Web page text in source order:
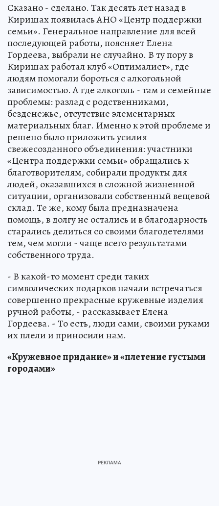
Сказано - сделано. Так десять лет назад в
Киришах появилась АНО «Центр поддержки
семьи». Генеральное направление для всей
последующей работы, поясняет Елена
Гордеева, выбрали не случайно. В ту пору в
Киришах работал клуб «Оптималист», где
людям помогали бороться с алкогольной
зависимостью. А где алкоголь - там и семейные
проблемы: разлад с родственниками,
безденежье, отсутствие элементарных
материальных благ. Именно к этой проблеме и
решено было приложить усилия
свежесозданного объединения: участники
«Центра поддержки семьи» обращались к
благотворителям, собирали продукты для
людей, оказавшихся в сложной жизненной
ситуации, организовали собственный вещевой
склад. Те же, кому была предназначена
помощь, в долгу не остались и в благодарность
старались делиться со своими благодетелями
тем, чем могли - чаще всего результатами
собственного труда.
- В какой-то момент среди таких
символических подарков начали встречаться
совершенно прекрасные кружевные изделия
ручной работы, - рассказывает Елена
Гордеева. - То есть, люди сами, своими руками
их плели и приносили нам.
«Кружевное придание» и «плетение густыми
городами»